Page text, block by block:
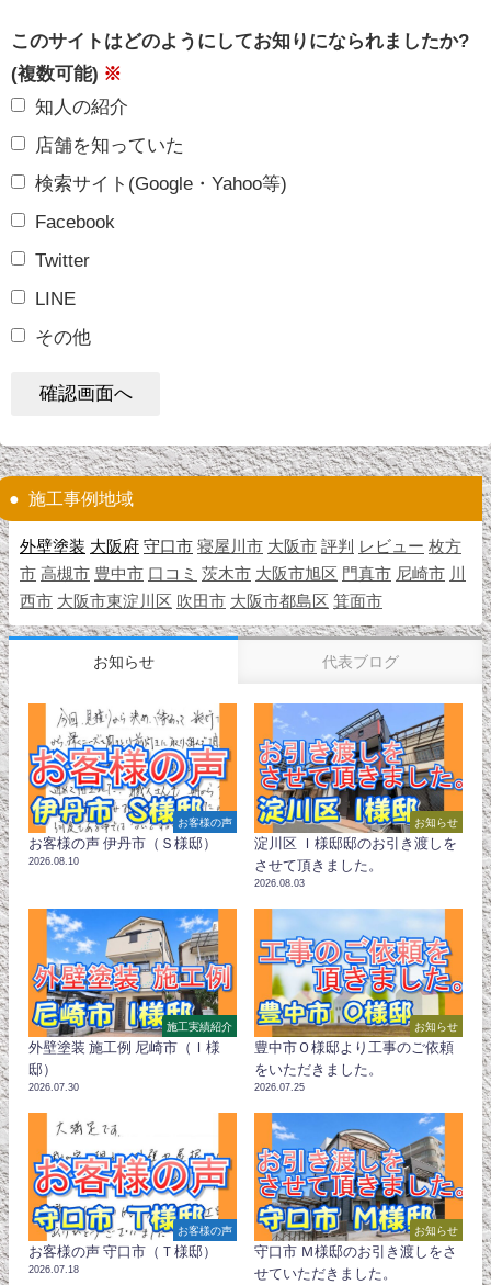
このサイトはどのようにしてお知りになられましたか?
(複数可能) ※
知人の紹介
店舗を知っていた
検索サイト(Google・Yahoo等)
Facebook
Twitter
LINE
その他
施工事例地域
外壁塗装 大阪府 守口市 寝屋川市 大阪市 評判 レビュー 枚方
市 高槻市 豊中市 口コミ 茨木市 大阪市旭区 門真市 尼崎市
西市 大阪市東淀川区 吹田市 大阪市都島区 箕面市
お知らせ 代表ブログ
お客様の声
お客様の声 伊丹市（Ｓ様邸）
2026.08.10
お知らせ
淀川区 Ｉ様邸邸のお引き渡しを
させて頂きました。
2026.08.03
施工実績紹介
外壁塗装 施工例 尼崎市（Ｉ様
邸）
2026.07.30
お知らせ
豊中市Ｏ様邸より工事のご依頼
をいただきました。
2026.07.25
お客様の声
お客様の声 守口市（Ｔ様邸）
2026.07.18
お知らせ
守口市 Ｍ様邸のお引き渡しをさ
せていただきました。